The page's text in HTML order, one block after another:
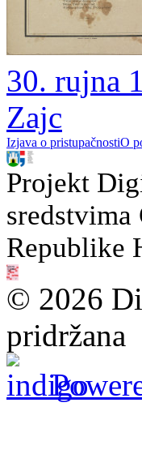
30. rujna
Zajc
Izjava o pristupačnostiO
Projekt
Republike
© 2026
pridržana